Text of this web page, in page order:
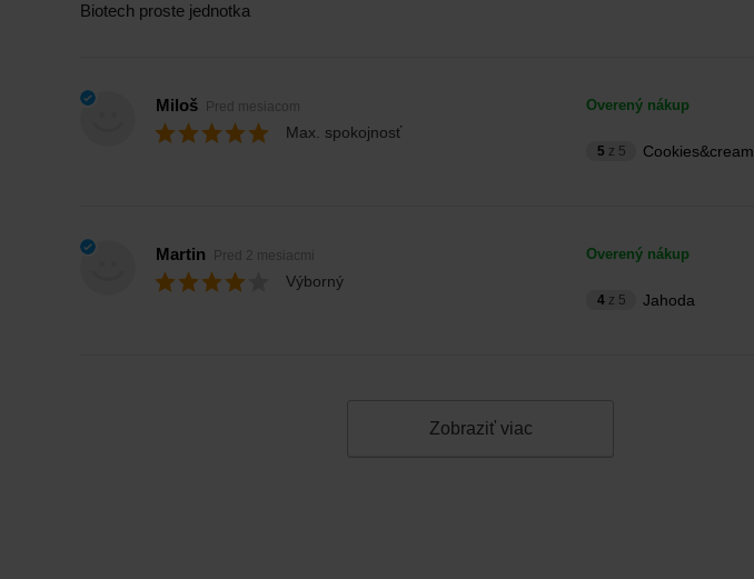
Biotech proste jednotka
Miloš Pred mesiacom
Max. spokojnosť
Overený nákup
5 z 5 Cookies&cream
Martin Pred 2 mesiacmi
Výborný
Overený nákup
4z 5 Jahoda
Zobraziť viac